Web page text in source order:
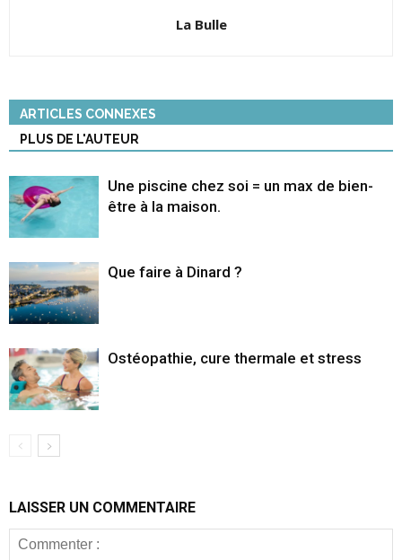
La Bulle
ARTICLES CONNEXES
PLUS DE L'AUTEUR
Une piscine chez soi = un max de bien-
être à la maison.
Que faire à Dinard ?
Ostéopathie, cure thermale et stress
LAISSER UN COMMENTAIRE